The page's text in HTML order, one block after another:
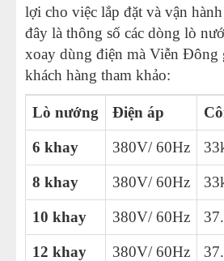
lợi cho việc lắp đặt và vận
đây là thông số các dòng lò
xoay dùng điện mà Viễn Đông
khách hàng tham khảo:
Lò nướng Điện áp
6 khay 380V/ 60Hz
8 khay 380V/ 60Hz
10 khay 380V/ 60Hz
12 khay 380V/ 60Hz